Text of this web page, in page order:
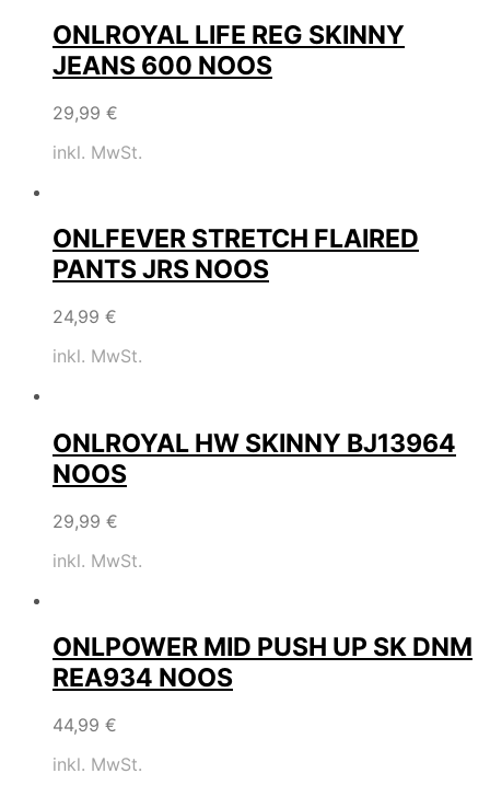
ONLROYAL LIFE REG SKINNY
JEANS 600 NOOS
29,99 €
inkl. MwSt.
ONLFEVER STRETCH FLAIRED
PANTS JRS NOOS
24,99 €
inkl. MwSt.
ONLROYAL HW SKINNY BJ13964
NOOS
29,99 €
inkl. MwSt.
ONLPOWER MID PUSH UP SK DNM
REA934 NOOS
44,99 €
inkl. MwSt.